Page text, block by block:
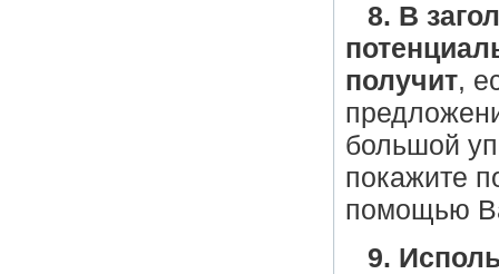
8. В
получит,
большой
покажите
помощью
9.